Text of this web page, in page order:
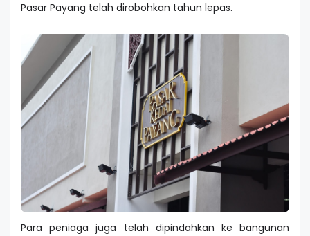
Pasar Payang telah dirobohkan tahun lepas.
Para peniaga juga telah dipindahkan ke bangunan